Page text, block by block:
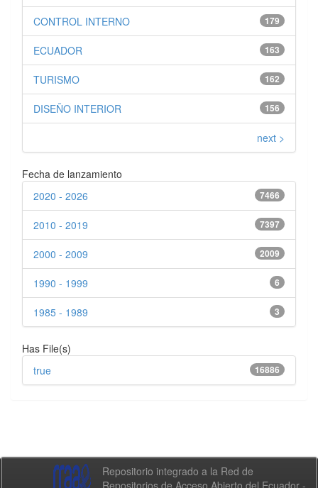
179
CONTROL INTERNO
163
ECUADOR
162
TURISMO
156
DISEÑO INTERIOR
next >
Fecha de lanzamiento
7466
2020 - 2026
7397
2010 - 2019
2009
2000 - 2009
6
1990 - 1999
3
1985 - 1989
Has File(s)
16886
true
Repositorio integrado a la Red de
Repositorios de Acceso Abierto del Ecuador -